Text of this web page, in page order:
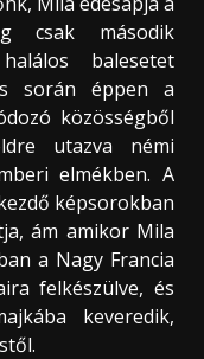
csak második
balesetet
során éppen a
közösségből
utazva némi
elmékben. A
képsorokban
ám amikor Mila
a Nagy Francia
felkészülve, és
keveredik,